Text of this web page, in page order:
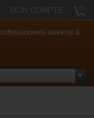
MON COMPTE
ouverte à